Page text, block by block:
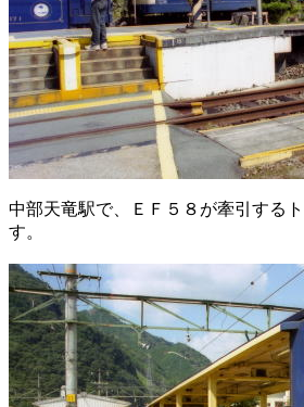
中部天竜駅で、ＥＦ５８が牽引する
す。